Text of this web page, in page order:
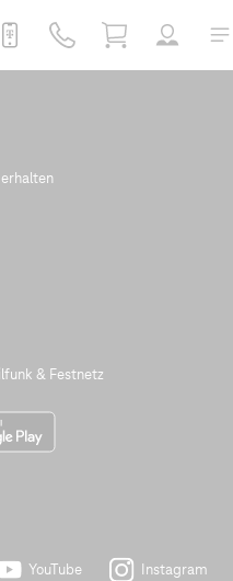
& Festnetz
YouTube Instagram